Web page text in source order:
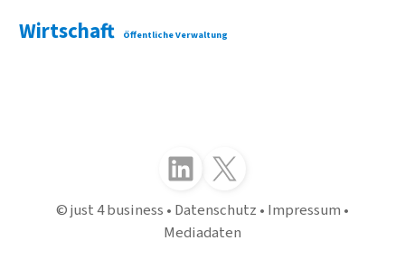
Wirtschaft Öffentliche Verwaltung
Folgen Sie uns auf LinkedInFolgen Sie uns auf X (Twitter)
just 4 business Datenschutz Impressum
Mediadaten